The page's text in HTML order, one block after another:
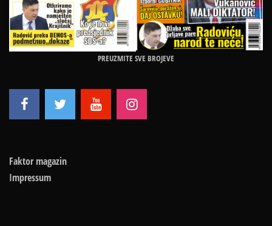
PREUZMITE SVE BROJEVE
Faktor magazin
Impressum